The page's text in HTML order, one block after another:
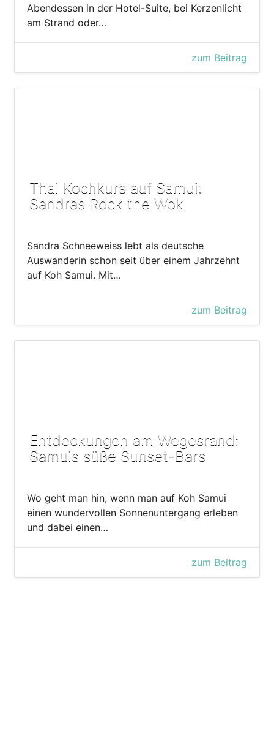
Abendessen in der Hotel-Suite, bei Kerzenlicht
am Strand oder…
zum Beitrag
Thai Kochkurs auf Samui:
Sandras Rock the Wok
Sandra Schneeweiss lebt als deutsche
Auswanderin schon seit über einem Jahrzehnt
auf Koh Samui. Mit…
zum Beitrag
Entdeckungen am Wegesrand:
Samuis süße Sunset-Bars
Wo geht man hin, wenn man auf Koh Samui
einen wundervollen Sonnenuntergang erleben
und dabei einen…
zum Beitrag